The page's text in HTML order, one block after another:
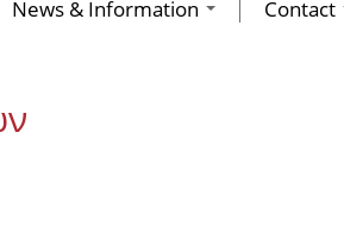
News & Information Contact